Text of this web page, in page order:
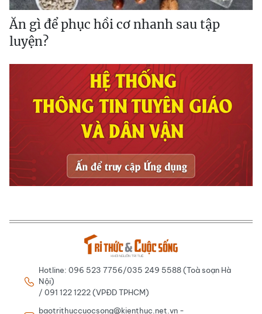
Ăn gì để phục hồi cơ nhanh sau tập
luyện?
Hotline: 096 523 7756/035 249 5588 (Toà soạn Hà
Nội)
/ 091 122 1222 (VPĐD TPHCM)
baotrithuccuocsong@kienthuc.net.vn -